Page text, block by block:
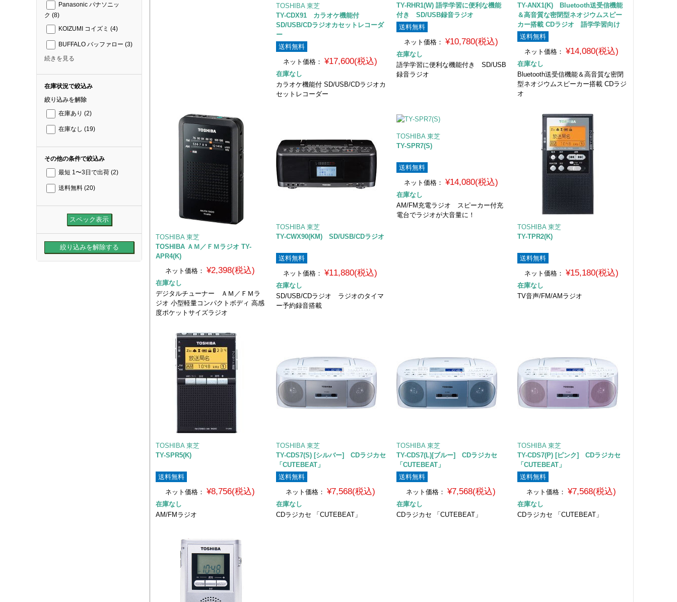
Panasonic パナソニッ
ク (8)
KOIZUMI コイズミ (4)
BUFFALO バッファロー (3)
続きを見る
在庫状況で絞込み
絞り込みを解除
在庫あり (2)
在庫なし (19)
その他の条件で絞込み
最短 1〜3日で出荷 (2)
送料無料 (20)
TOSHIBA 東芝
TY-CDX91 カラオケ機能付
SD/USB/CDラジオカセットレコーダ
ー
送料無料
ネット価格：
¥17,600(税込)
在庫なし
カラオケ機能付 SD/USB/CDラジオカ
セットレコーダー
TY-RHR1(W) 語学学習に便利な機能
付き SD/USB録音ラジオ
送料無料
ネット価格： ¥10,780(税込)
在庫なし
語学学習に便利な機能付き SD/USB
録音ラジオ
TY-ANX1(K) Bluetooth送受信機能
＆高音質な密閉型ネオジウムスピー
カー搭載 CDラジオ 語学学習向け
送料無料
ネット価格： ¥14,080(税込)
在庫なし
Bluetooth送受信機能＆高音質な密閉
型ネオジウムスピーカー搭載 CDラジ
オ
TOSHIBA 東芝
TOSHIBA ＡＭ／ＦＭラジオ TY-
APR4(K)
ネット価格： ¥2,398(税込)
在庫なし
デジタルチューナー ＡＭ／ＦＭラ
ジオ 小型軽量コンパクトボディ 高感
度ポケットサイズラジオ
TOSHIBA 東芝
TY-CWX90(KM) SD/USB/CDラジオ
送料無料
ネット価格：
¥11,880(税込)
在庫なし
SD/USB/CDラジオ ラジオのタイマ
ー予約録音搭載
TOSHIBA 東芝
TY-SPR7(S)
送料無料
ネット価格： ¥14,080(税込)
在庫なし
AM/FM充電ラジオ スピーカー付充
電台でラジオが大音量に！
TOSHIBA 東芝
TY-TPR2(K)
送料無料
ネット価格： ¥15,180(税込)
在庫なし
TV音声/FM/AMラジオ
TOSHIBA 東芝
TY-SPR5(K)
送料無料
ネット価格： ¥8,756(税込)
在庫なし
AM/FMラジオ
TOSHIBA 東芝
TY-CDS7(S) [シルバー] CDラジカセ
「CUTEBEAT」
送料無料
ネット価格： ¥7,568(税込)
在庫なし
CDラジカセ 「CUTEBEAT」
TOSHIBA 東芝
TY-CDS7(L)[ブルー] CDラジカセ
「CUTEBEAT」
送料無料
ネット価格：
¥7,568(税込)
在庫なし
CDラジカセ 「CUTEBEAT」
TOSHIBA 東芝
TY-CDS7(P) [ピンク] CDラジカセ
「CUTEBEAT」
送料無料
ネット価格：
¥7,568(税込)
在庫なし
CDラジカセ 「CUTEBEAT」